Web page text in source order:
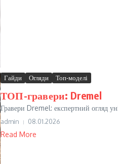
Гайди Огляди Топ-моделі
ТОП-гравери: Dremel
Гравери Dremel: експертний огляд
admin 08.01.2026
Read More